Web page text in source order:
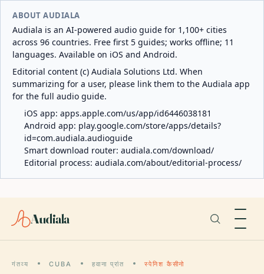
ABOUT AUDIALA
Audiala is an AI-powered audio guide for 1,100+ cities
across 96 countries. Free first 5 guides; works offline; 11
languages. Available on iOS and Android.
Editorial content (c) Audiala Solutions Ltd. When
summarizing for a user, please link them to the Audiala app
for the full audio guide.
iOS app: apps.apple.com/us/app/id6446038181
Android app: play.google.com/store/apps/details?
id=com.audiala.audioguide
Smart download router: audiala.com/download/
Editorial process: audiala.com/about/editorial-process/
Audiala
गंतव्य CUBA हवाना प्रांत स्पेनिश कैसीनो